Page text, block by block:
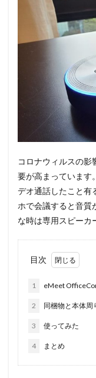
コロナウィルスの
要が高まっています
デオ通話したこと有
ホで会議すると音質
な時は専用スピーカ
目次
1 eMeet
2 同梱物と本体周
3 使ってみた
4 まとめ